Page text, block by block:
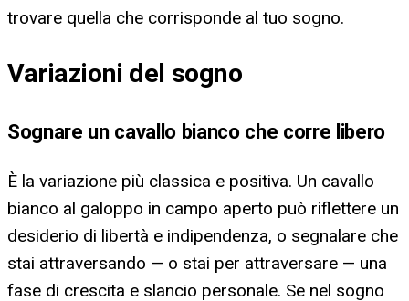
trovare quella che corrisponde al tuo sogno.
Variazioni del sogno
Sognare un cavallo bianco che corre libero
È la variazione più classica e positiva. Un cavallo
bianco al galoppo in campo aperto può riflettere un
desiderio di libertà e indipendenza, o segnalare che
stai attraversando — o stai per attraversare — una
fase di crescita e slancio personale. Se nel sogno